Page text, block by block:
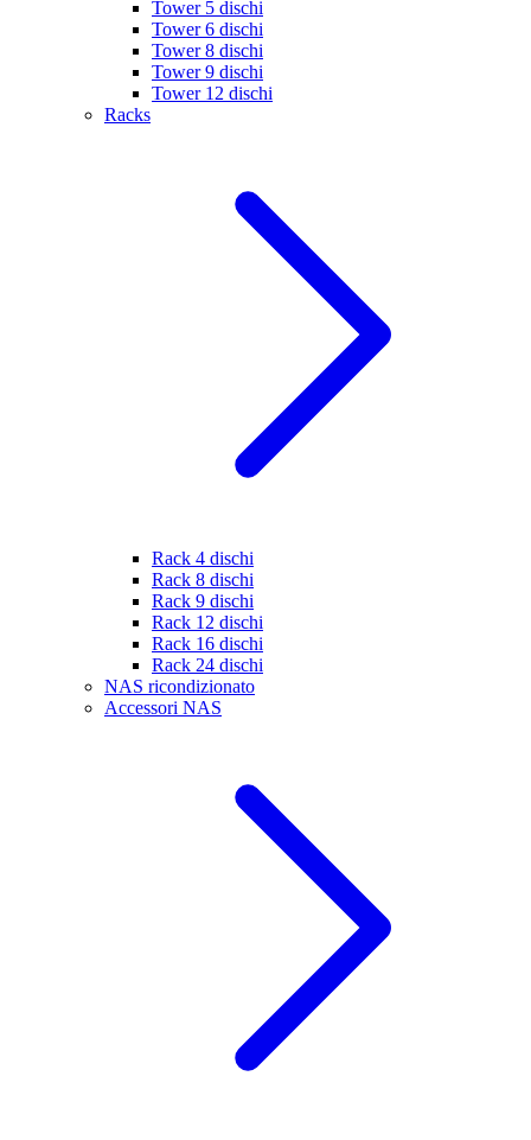
Tower 5 dischi
Tower 6 dischi
Tower 8 dischi
Tower 9 dischi
Tower 12 dischi
Racks
Rack 4 dischi
Rack 8 dischi
Rack 9 dischi
Rack 12 dischi
Rack 16 dischi
Rack 24 dischi
NAS ricondizionato
Accessori NAS